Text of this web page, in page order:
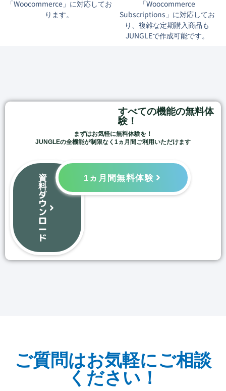
「Woocommerce」に対応してお
ります。
「Woocommerce
Subscriptions」に対応してお
り、複雑な定期購入商品も
JUNGLEで作成可能です。
すべての機能の無料体
験！
まずはお気軽に無料体験を！
JUNGLEの全機能が制限なく1ヵ月間ご利用いただけます
資
料
ダ
ウ
ン
ロ
ー
ド
1ヵ月間無料体験
ご質問はお気軽にご相談
ください！